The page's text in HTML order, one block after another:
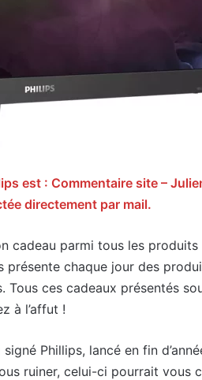
est : Commentaire site –
directement par mail.
parmi tous les produits
présente chaque jour des
ces cadeaux présentés
à l’affut !
Phillips, lancé en fin
ruiner, celui-ci pourrait vous